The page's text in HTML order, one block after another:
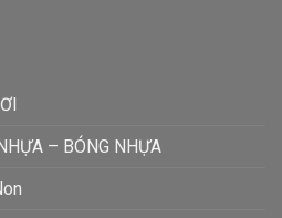
– BÓNG NHỰA